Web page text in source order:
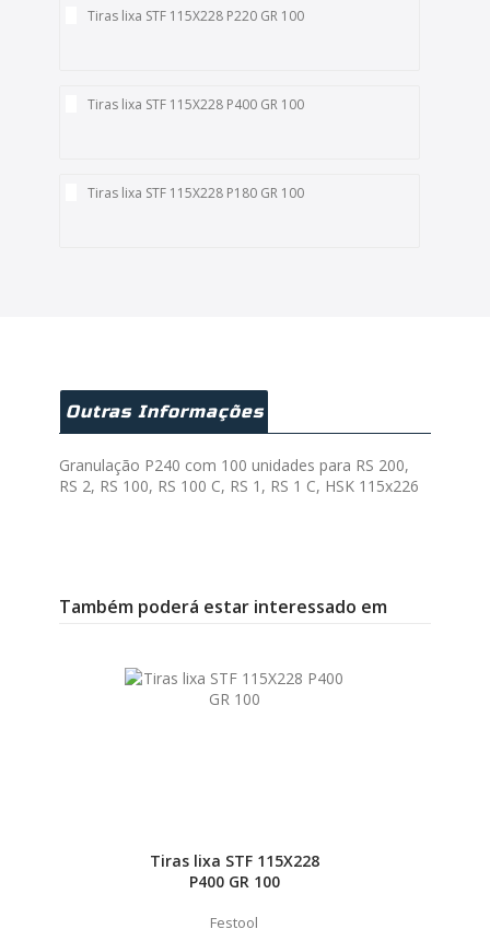
Tiras lixa STF 115X228 P220 GR 100
Tiras lixa STF 115X228 P400 GR 100
Tiras lixa STF 115X228 P180 GR 100
Outras Informações
Granulação P240 com 100 unidades para RS 200,
RS 2, RS 100, RS 100 C, RS 1, RS 1 C, HSK 115x226
Também poderá estar interessado em
Tiras lixa STF 115X228
P400 GR 100
Festool